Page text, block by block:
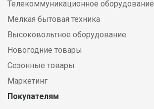
Телекоммуникационное оборудование
Мелкая бытовая техника
Высоковольтное оборудование
Новогодние товары
Сезонные товары
Маркетинг
Покупателям